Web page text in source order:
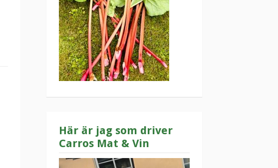
Här är jag som driver
Carros Mat & Vin